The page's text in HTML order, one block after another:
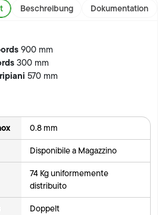
Beschreibung Dokumentation
900 mm
300 mm
570 mm
0.8 mm
Disponibile a Magazzino
74 Kg uniformemente
distribuito
Doppelt